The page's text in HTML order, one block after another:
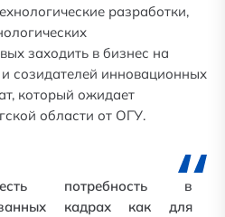
разработки,
заходить в бизнес на
созидателей инновационных
который ожидает
области от ОГУ.
потребность в
кадрах как для